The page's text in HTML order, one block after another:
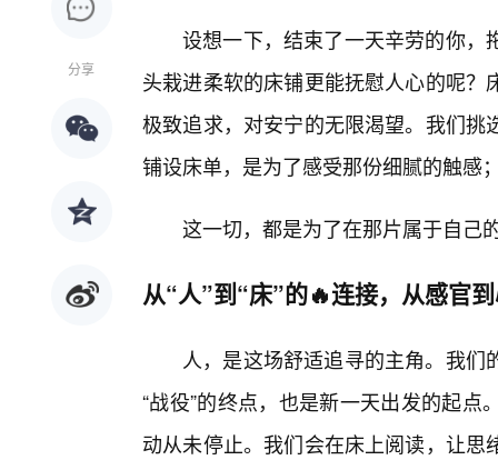
分享
设想一下，结束了一天辛劳的你，
头栽进柔软的床铺更能抚慰人心的呢
极致追求，对安宁的无限渴望。我们
铺设床单，是为了感受那份细腻的触感
这一切，都是为了在那片属于自己
从“人”到“床”的🔥连接，从感官
人，是这场舒适追寻的主角。我
“战役”的终点，也是新一天出发的起
动从未停止。我们会在床上阅读，让